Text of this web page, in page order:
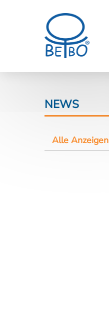
NEWS
Alle Anzeigen